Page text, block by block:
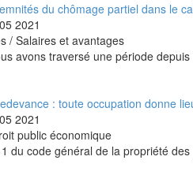
du chômage partiel dans le
05 2021
/ Salaires et avantages
avons traversé une période
: toute occupation donne
05 2021
public économique
du code général de la propriété des